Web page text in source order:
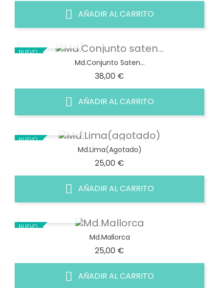
AÑADIR AL CARRITO
NUEVO
Md.Conjunto Saten...
38,00 €
AÑADIR AL CARRITO
NUEVO
Md.Lima(agotado)
25,00 €
AÑADIR AL CARRITO
NUEVO
Md.Mallorca
25,00 €
AÑADIR AL CARRITO